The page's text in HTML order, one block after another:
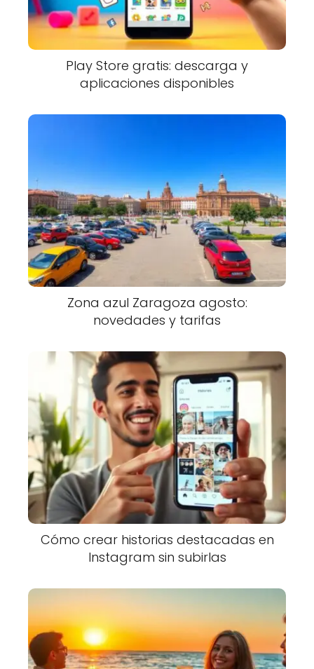
Play Store gratis: descarga y
aplicaciones disponibles
Zona azul Zaragoza agosto:
novedades y tarifas
Cómo crear historias destacadas en
Instagram sin subirlas